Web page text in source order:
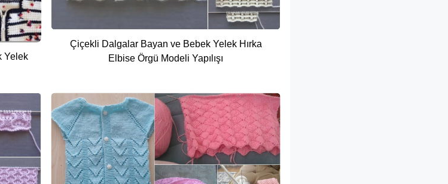
Yelek
Çiçekli Dalgalar Bayan ve Bebek Yelek Hırka
Elbise Örgü Modeli Yapılışı